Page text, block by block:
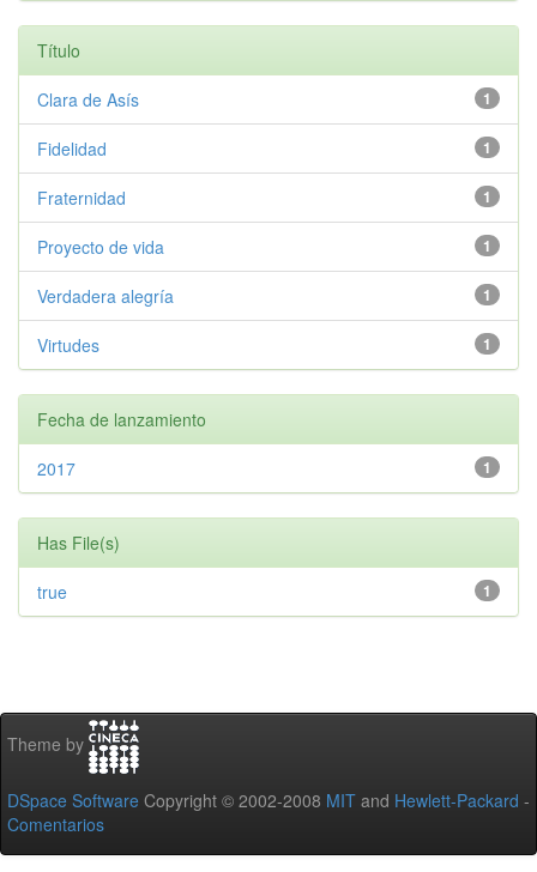
Título
1
Clara de Asís
1
Fidelidad
1
Fraternidad
1
Proyecto de vida
1
Verdadera alegría
1
Virtudes
Fecha de lanzamiento
1
2017
Has File(s)
1
true
Theme by
DSpace Software Copyright © 2002-2008 MIT and Hewlett-Packard -
Comentarios